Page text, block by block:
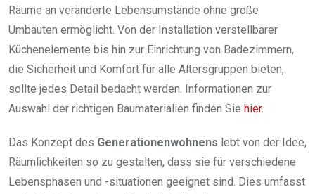
Räume an veränderte Lebensumstände ohne große
Umbauten ermöglicht. Von der Installation verstellbarer
Küchenelemente bis hin zur Einrichtung von Badezimmern,
die Sicherheit und Komfort für alle Altersgruppen bieten,
sollte jedes Detail bedacht werden. Informationen zur
Auswahl der richtigen Baumaterialien finden Sie hier.
Das Konzept des Generationenwohnens lebt von der Idee,
Räumlichkeiten so zu gestalten, dass sie für verschiedene
Lebensphasen und -situationen geeignet sind. Dies umfasst